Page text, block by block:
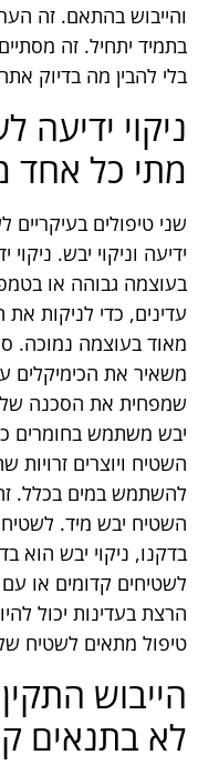
והייבוש בהתאם. זה
בתמיד יתחיל. זה
בלי להבין מה בדיוק
ניקוי ידיעה
מתי כל אחד
שני טיפולים בעיקריים
ידיעה וניקוי יבש.
בעוצמה גבוהה או
עדינים, כדי לניקות את
מאוד בעוצמה נמוכה.
משאיר את הכימיקלים
שמפחית את הסכנה של
יבש משתמש בחומרים
השטיח ויוצרים זרויות
להשתמש במים בכלל. זה
השטיח יבש מיד.
בדקנו, ניקוי יבש הוא
לשטיחים קדומים או עם
הרצת בעדינות יכול
טיפול מתאים לשטיח
הייבוש
לא בתנאים